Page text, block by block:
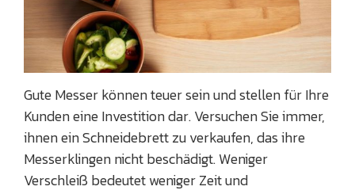
Gute Messer können teuer sein und stellen für Ihre
Kunden eine Investition dar. Versuchen Sie immer,
ihnen ein Schneidebrett zu verkaufen, das ihre
Messerklingen nicht beschädigt. Weniger
Verschleiß bedeutet weniger Zeit und